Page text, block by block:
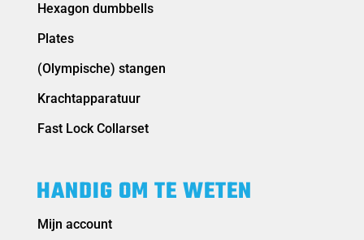
Hexagon dumbbells
Plates
(Olympische) stangen
Krachtapparatuur
Fast Lock Collarset
HANDIG OM TE WETEN
Mijn account